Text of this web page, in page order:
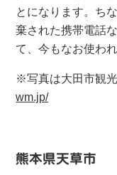
とになります。ち
棄された携帯電話
て、今もなお使わ
※写真は大田市観
wm.jp/
熊本県天草市